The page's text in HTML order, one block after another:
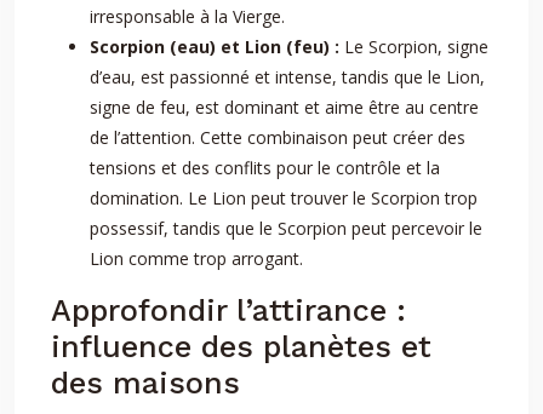
irresponsable à la Vierge.
Scorpion (eau) et Lion (feu) : Le Scorpion, signe
d’eau, est passionné et intense, tandis que le Lion,
signe de feu, est dominant et aime être au centre
de l’attention. Cette combinaison peut créer des
tensions et des conflits pour le contrôle et la
domination. Le Lion peut trouver le Scorpion trop
possessif, tandis que le Scorpion peut percevoir le
Lion comme trop arrogant.
Approfondir l’attirance :
influence des planètes et
des maisons